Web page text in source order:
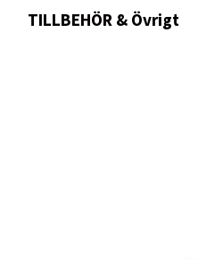
TILLBEHÖR & Övrigt